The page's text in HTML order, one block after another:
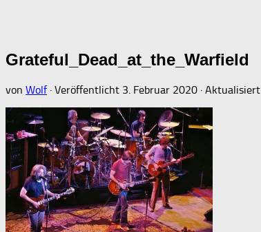
Grateful_Dead_at_the_Warfield
von Wolf · Veröffentlicht 3. Februar 2020 · Aktualisiert